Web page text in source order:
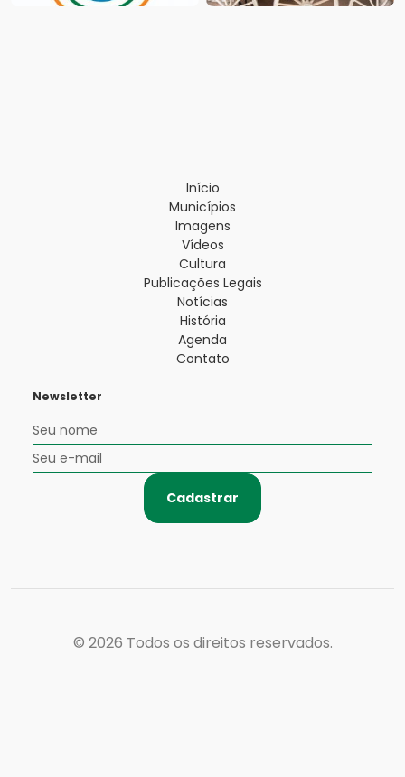
Início
Municípios
Imagens
Vídeos
Cultura
Publicações Legais
Notícias
História
Agenda
Contato
Newsletter
Cadastrar
© 2026 Todos os direitos reservados.